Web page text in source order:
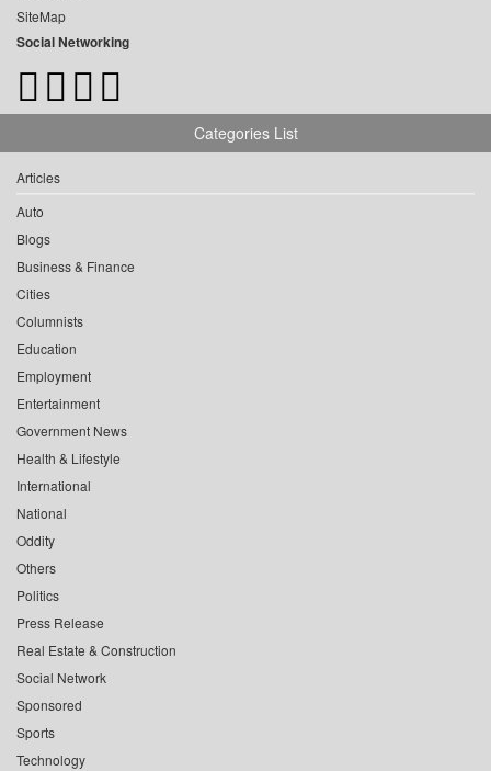
SiteMap
Social Networking
Categories List
Articles
Auto
Blogs
Business & Finance
Cities
Columnists
Education
Employment
Entertainment
Government News
Health & Lifestyle
International
National
Oddity
Others
Politics
Press Release
Real Estate & Construction
Social Network
Sponsored
Sports
Technology